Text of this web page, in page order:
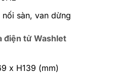
sàn, van dừng
điện tử Washlet
x H139 (mm)